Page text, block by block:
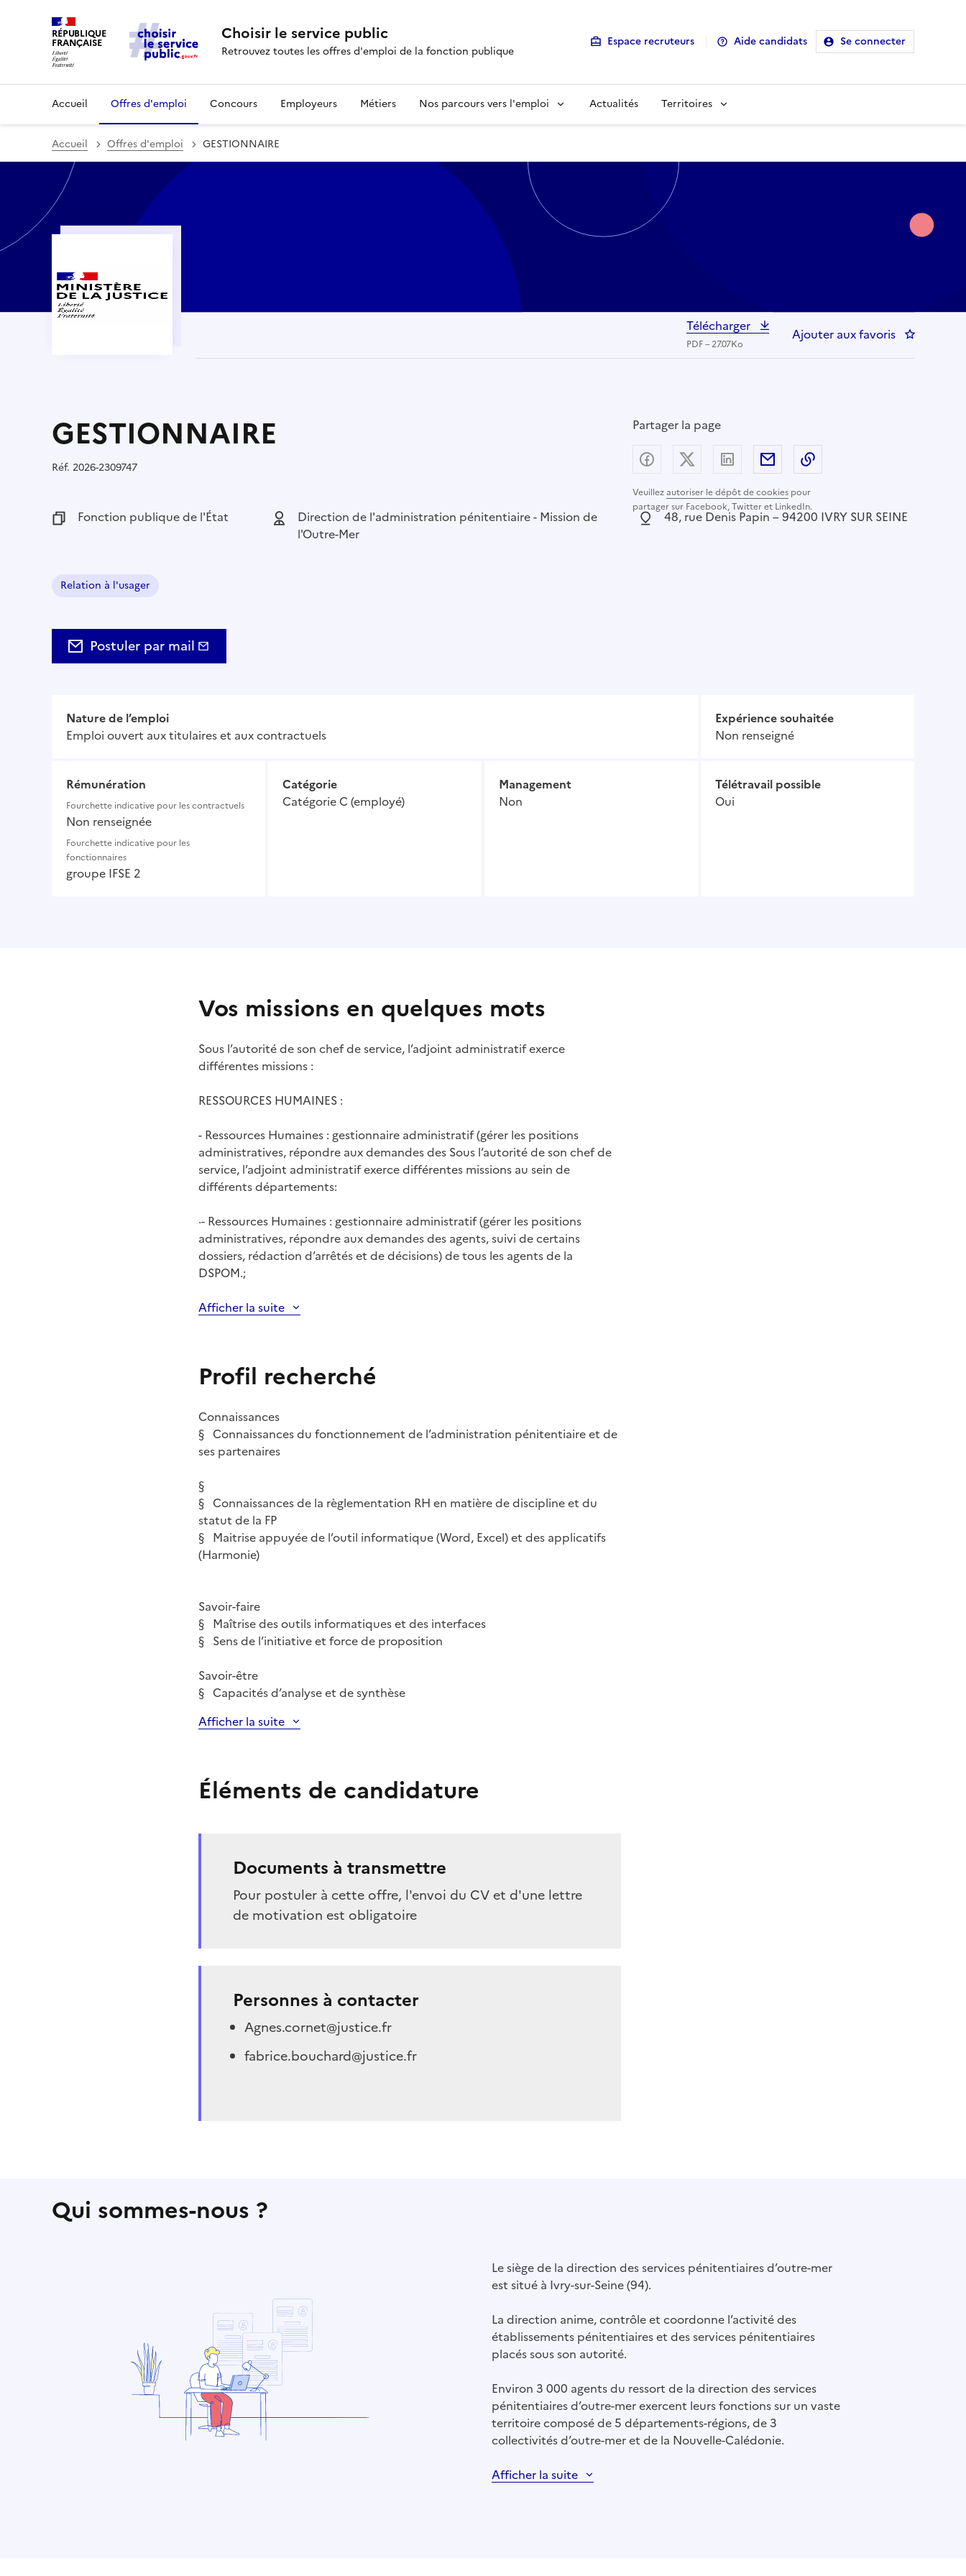
RÉPUBLIQUE
FRANÇAISE Choisir le service public
Retrouvez toutes les offres d'emploi de la fonction publique
Espace recruteurs Aide candidats Se connecter
Accueil Offres d'emploi Concours Employeurs Métiers Nos parcours vers l'emploi Actualités Territoires
Accueil Offres d'emploi GESTIONNAIRE
Télécharger
PDF – 27.07Ko
Ajouter aux favoris :
GESTIONNAIRE Partager la page
Veuillezautoriser le dépôt de cookies pour
partager sur Facebook, Twitter et LinkedIn.
Partager sur Facebook
Partager sur X (anciennement Twitter) -
Partager sur LinkedIn
Partager par email
Réf. Référence :
2026-2309747
Fonction publique :
Fonction publique de l'État Employeur :
Direction de l'administration pénitentiaire - Mission de
l'Outre-Mer
Localisation :
48, rue Denis Papin – 94200 IVRY SUR SEINE
Domaine :
Relation à l'usager
Postuler par mail
Nature de l’emploi
Emploi ouvert aux titulaires et aux contractuels
Expérience souhaitée
Non renseigné
Rémunération
Fourchette indicative pour les contractuels
Non renseignée
Fourchette indicative pour les
fonctionnaires
groupe IFSE 2
Catégorie
Catégorie C (employé)
Management
Non
Télétravail possible
Oui
Vos missions en quelques mots
Sous l’autorité de son chef de service, l’adjoint administratif exerce
différentes missions :
RESSOURCES HUMAINES :
- Ressources Humaines : gestionnaire administratif (gérer les positions
administratives, répondre aux demandes des Sous l’autorité de son chef de
service, l’adjoint administratif exerce différentes missions au sein de
différents départements:
·- Ressources Humaines : gestionnaire administratif (gérer les positions
administratives, répondre aux demandes des agents, suivi de certains
dossiers, rédaction d’arrêtés et de décisions) de tous les agents de la
DSPOM.;
Afficher la suite
Profil recherché
Connaissances
§ Connaissances du fonctionnement de l’administration pénitentiaire et de
ses partenaires
§
§ Connaissances de la règlementation RH en matière de discipline et du
statut de la FP
§ Maitrise appuyée de l’outil informatique (Word, Excel) et des applicatifs
(Harmonie)
Savoir-faire
§ Maîtrise des outils informatiques et des interfaces
§ Sens de l’initiative et force de proposition
Savoir-être
§ Capacités d’analyse et de synthèse
Afficher la suite
Éléments de candidature
Documents à transmettre
Pour postuler à cette offre, l'envoi du CV et d'une lettre
de motivation est obligatoire
Personnes à contacter
Agnes.cornet@justice.fr
fabrice.bouchard@justice.fr
Qui sommes-nous ?
Le siège de la direction des services pénitentiaires d’outre-mer
est situé à Ivry-sur-Seine (94).
La direction anime, contrôle et coordonne l’activité des
établissements pénitentiaires et des services pénitentiaires
placés sous son autorité.
Environ 3 000 agents du ressort de la direction des services
pénitentiaires d’outre-mer exercent leurs fonctions sur un vaste
territoire composé de 5 départements-régions, de 3
collectivités d’outre-mer et de la Nouvelle-Calédonie.
Afficher la suite